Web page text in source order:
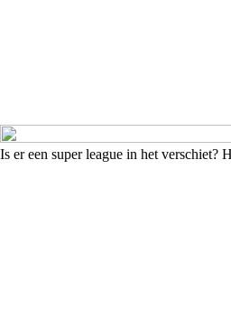
Is er een super league in het verschiet?